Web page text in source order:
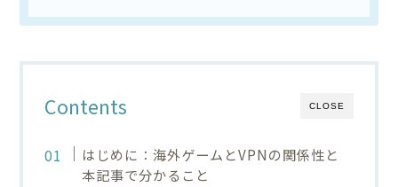
CLOSE
Contents
はじめに：海外ゲームとVPNの関係性と
本記事で分かること